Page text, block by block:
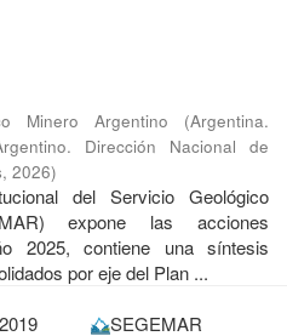
Minero Argentino (Argentina.
Dirección Nacional de
, 2026)
del Servicio Geológico
expone las acciones
2025, contiene una síntesis
por eje del Plan ...
SEGEMAR